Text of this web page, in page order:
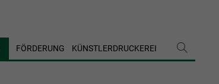
FÖRDERUNG KÜNSTLERDRUCKEREI